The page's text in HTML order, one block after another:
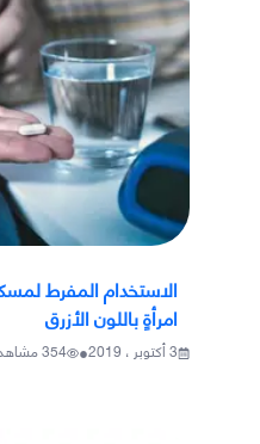
الاستخدام المفرط
امرأةٍ باللون الأزرق
3 أكتوبر ، 2019 •
354